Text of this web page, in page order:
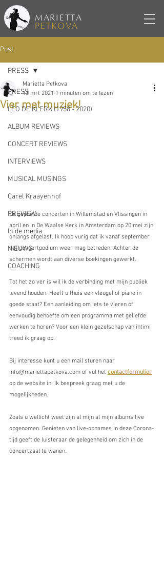
MARIETTA
PETKOVA
Post
PRESS
LEO DE KLERK (1958 - 2020)
ALBUM REVIEWS
CONCERT REVIEWS
INTERVIEWS
MUSICAL MUSINGS
Carel Kraayenhof
PREVIEW
In de media
NIEUWS
COACHING
PRESS
Vier met muziek!
Marietta Petkova
13 mrt 2021 1 minuten om te lezen
De geplande concerten in Willemstad en Vlissingen in
april en in De Waalse Kerk in Amsterdam op 20 mei zijn
onlangs afgelast. Ik hoop vurig dat ik vanaf september
het concertpodium weer mag betreden. Achter de
schermen wordt aan diverse boekingen gewerkt.
Tot het zo ver is wil ik de verbinding met mijn publiek
levend houden. Heeft u thuis een vleugel of piano in
goede staat? Een aanleiding om iets te vieren óf
eenvoudig behoefte om een programma met geliefde
werken te horen? Voor een klein gezelschap van intimi
treed ik graag op.
Bij interesse kunt u een mail sturen naar
info@mariettapetkova.com of vul het contactformulier
op de website in. Ik bespreek graag met u de
mogelijkheden.
Zoals u wellicht weet zijn al mijn al mijn albums live
opgenomen. Genieten van live-opnames in deze Corona-
tijd geeft de luisteraar de gelegenheid om zich in de
concertzaal te wanen.